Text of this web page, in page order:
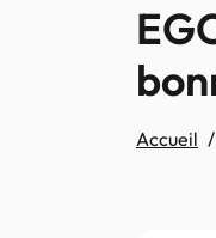
Accueil